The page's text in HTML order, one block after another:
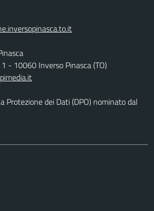
- 10060 Inverso Pinasca (TO)
Protezione dei Dati (DPO) nominato dal